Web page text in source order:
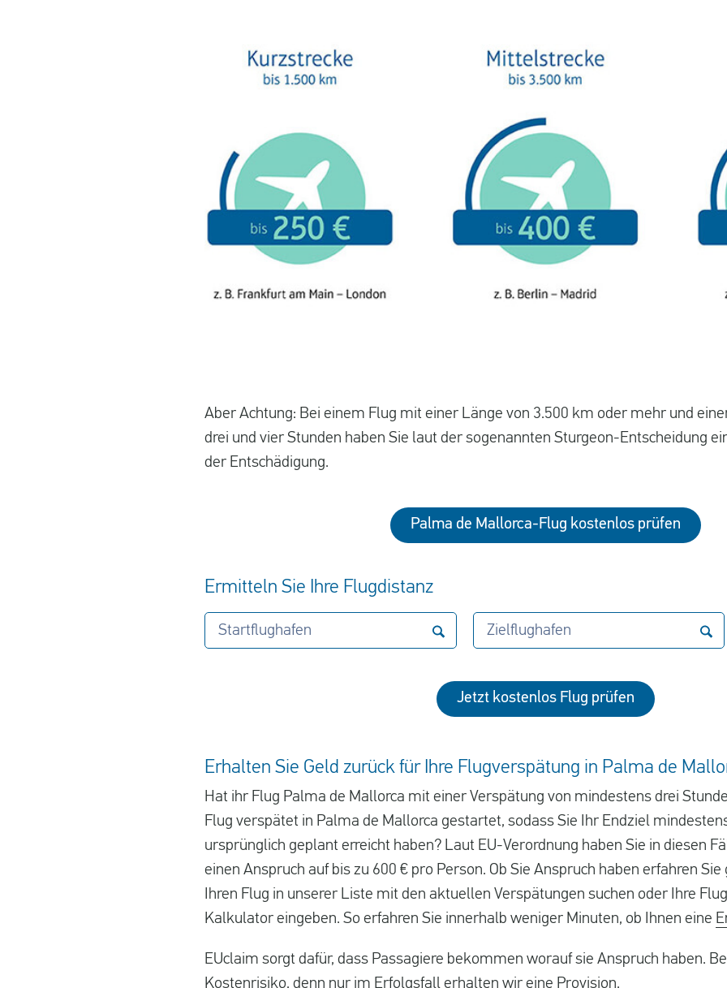
Aber Achtung: Bei einem Flug mit einer Länge von 3.500 km oder mehr und
drei und vier Stunden haben Sie laut der sogenannten Sturgeon-Entscheidung
der Entschädigung.
Palma de Mallorca-Flug kostenlos prüfen
Ermitteln Sie Ihre Flugdistanz
Startflughafen Zielflughafen
Jetzt kostenlos Flug prüfen
Erhalten Sie Geld zurück für Ihre Flugverspätung in Palma de
Hat ihr Flug Palma de Mallorca mit einer Verspätung von mindestens drei
Flug verspätet in Palma de Mallorca gestartet, sodass Sie Ihr Endziel
ursprünglich geplant erreicht haben? Laut EU-Verordnung haben Sie in diesen
einen Anspruch auf bis zu 600 € pro Person. Ob Sie Anspruch haben erfahren
Ihren Flug in unserer Liste mit den aktuellen Verspätungen suchen oder Ihre
Kalkulator eingeben. So erfahren Sie innerhalb weniger Minuten, ob Ihnen eine
EUclaim sorgt dafür, dass Passagiere bekommen worauf sie Anspruch haben.
Kostenrisiko, denn nur im Erfolgsfall erhalten wir eine Provision.